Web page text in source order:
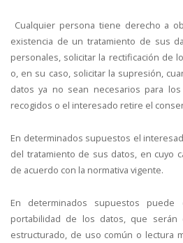
Cualquier persona tiene derecho a
existencia de un tratamiento de sus
personales, solicitar la rectificación de
o, en su caso, solicitar la supresión,
datos ya no sean necesarios para
recogidos o el interesado retire el
En determinados supuestos el
del tratamiento de sus datos, en cuyo
de acuerdo con la normativa vigente.
En determinados supuestos
portabilidad de los datos, que
estructurado, de uso común o lectura